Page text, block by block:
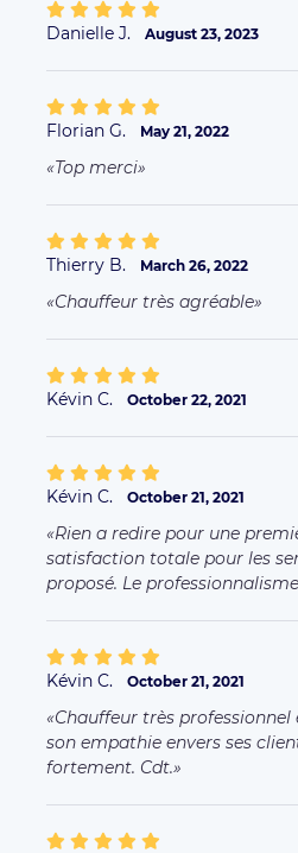
Danielle J. August 23, 2023
Florian G. May 21, 2022
Top merci
Thierry B. March 26, 2022
Chauffeur très agréable
Kévin C. October 22, 2021
Kévin C. October 21, 2021
Rien a redire pour une
satisfaction totale pour les
proposé. Le
Kévin C. October 21, 2021
Chauffeur très
son empathie envers ses
fortement. Cdt.